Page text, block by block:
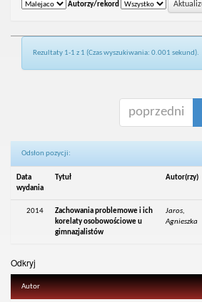
Autorzy/rekord
Rezultaty 1-1 z 1 (Czas wyszukiwania: 0.001 sekund).
poprzedni
Odsłon pozycji:
Data
wydania
Tytuł Autor(rzy)
2014
Zachowania problemowe i ich
korelaty osobowościowe u
gimnazjalistów
Jaros,
Agnieszka
Odkryj
Autor